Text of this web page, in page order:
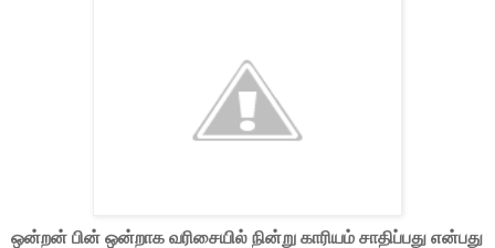
ஒன்றன் பின் ஒன்றாக வரிசையில் நின்று காரியம் சாதிப்பது என்பது